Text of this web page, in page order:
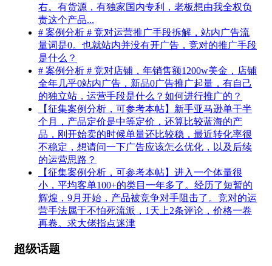
右。有货源，有独家国内专利，老板想由我全权负
责这个产品...
# 案例分析 # 竞对运营推广手段拆解，站内广告流
量词是0。也就站内并没有开广告，竞对的推广手段
是什么？
# 案例分析 # 竞对店铺，年销售额1200w美金，店铺
全年几乎0站内广告，新品0广告推广起量，有自己
的独立站，运营手段是什么？如何进行推广的？
【征集案例分析，可参考本帖】新手亚马逊单干半
个月，产品定价是中等定价，还算比较蓝海的产
品，刚开始卖的时候单量还比较稳，最近转化率很
不稳定，想请问一下广告应该怎么优化，以及后续
的运营思路？
【征集案例分析，可参考本帖】进入一个体量很
小，平均客单100+的类目一年多了。经历了短暂的
辉煌，9月开始，产品被竞争对手阻击了。竞对的运
营手法属于不怕死流派，1天上2条评论，价格一卷
再卷。求大佬指点迷津
超级话题